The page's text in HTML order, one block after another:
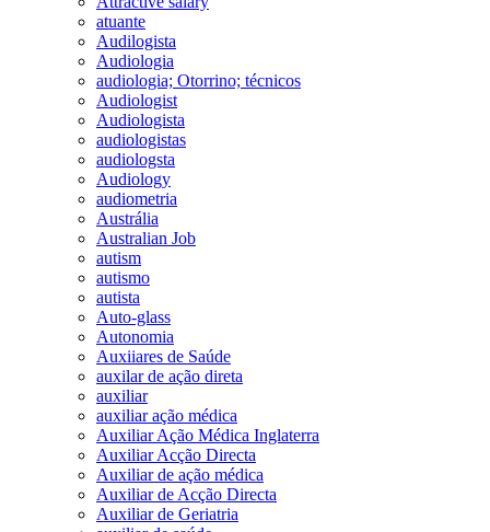
atuante
Audilogista
Audiologia
audiologia; Otorrino; técnicos
Audiologist
Audiologista
audiologistas
audiologsta
Audiology
audiometria
Austrália
Australian Job
autism
autismo
autista
Auto-glass
Autonomia
Auxiiares de Saúde
auxilar de ação direta
auxiliar
auxiliar ação médica
Auxiliar Ação Médica Inglaterra
Auxiliar Acção Directa
Auxiliar de ação médica
Auxiliar de Acção Directa
Auxiliar de Geriatria